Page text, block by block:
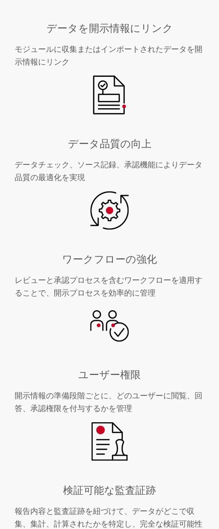
データを開示情報にリンク
モジュールに収集またはインポートされたデータを開
示情報にリンク
データ品質の向上
データチェック、ソース記録、承認機能によりデータ
品質の最適化を実現
ワークフローの強化
レビューと承認プロセスを含むワークフローを適用す
ることで、開示プロセスを効率的に管理
ユーザー権限
開示情報の準備段階ごとに、どのユーザーに閲覧、回
答、承認権限を付与するかを管理
検証可能な監査証跡
報告内容と監査証跡を紐づけて、データがどこで収
集、集計、計算されたかを特定し、完全な検証可能性